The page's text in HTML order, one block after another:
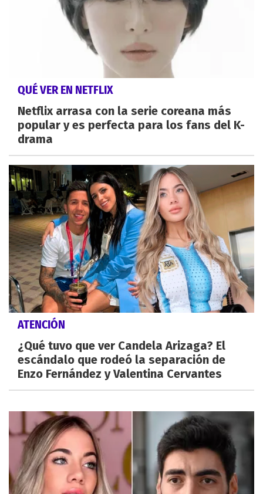
QUÉ VER EN NETFLIX
Netflix arrasa con la serie coreana más
popular y es perfecta para los fans del K-
drama
ATENCIÓN
¿Qué tuvo que ver Candela Arizaga? El
escándalo que rodeó la separación de
Enzo Fernández y Valentina Cervantes